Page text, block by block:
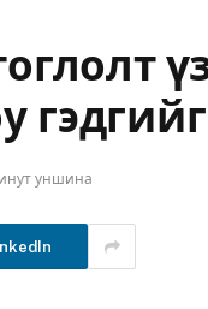
уншина